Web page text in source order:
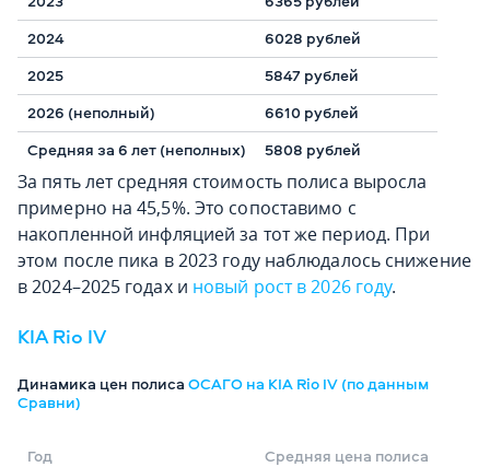
2024
6028 рублей
2025
5847 рублей
2026 (неполный)
6610 рублей
Средняя за 6 лет (неполных)
5808 рублей
За пять лет средняя стоимость полиса выросла
примерно на 45,5%. Это сопоставимо с
накопленной инфляцией за тот же период. При
этом после пика в 2023 году наблюдалось снижение
в 2024–2025 годах и новый рост в 2026 году.
KIA Rio IV
Динамика цен полиса ОСАГО на KIA Rio IV (по данным
Сравни)
Год
Средняя цена полиса